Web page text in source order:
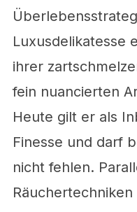
Luxusdelikatesse
ihrer
fein nuancierten
Heute gilt er als
Finesse und darf
nicht fehlen.